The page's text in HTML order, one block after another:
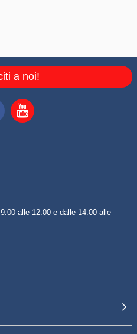
a noi!
alle 12.00 e dalle 14.00 alle